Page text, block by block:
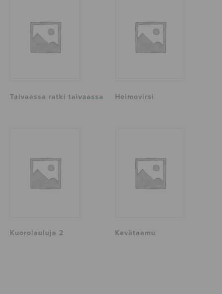
Taivaassa ratki taivaassa Heimovirsi
Kuorolauluja 2 Kevätaamu